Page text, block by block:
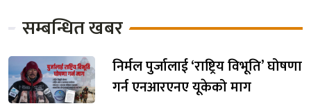
सम्बन्धित खबर
निर्मल पुर्जालाई ‘राष्ट्रिय विभूति’ घोषणा
गर्न एनआरएनए यूकेको माग